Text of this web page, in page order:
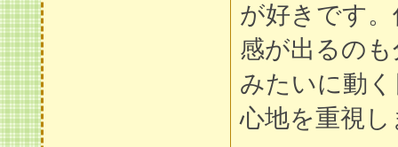
が好きです
感が出るの
みたいに動
心地を重視し